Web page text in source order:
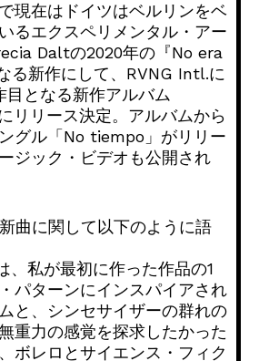
現在はドイツはベルリンをベ
るエクスペリメンタル・アー
Daltの2020年の『No era
る新作にして、RVNG Intl.に
目となる新作アルバム
にリリース決定。アルバムから
グル「No tiempo」がリリー
ジック・ビデオも公開され
曲に関して以下のように語
、私が最初に作った作品の1
パターンにインスパイアされ
と、シンセサイザーの群れの
重力の感覚を探求したかった
ボレロとサイエンス・フィク